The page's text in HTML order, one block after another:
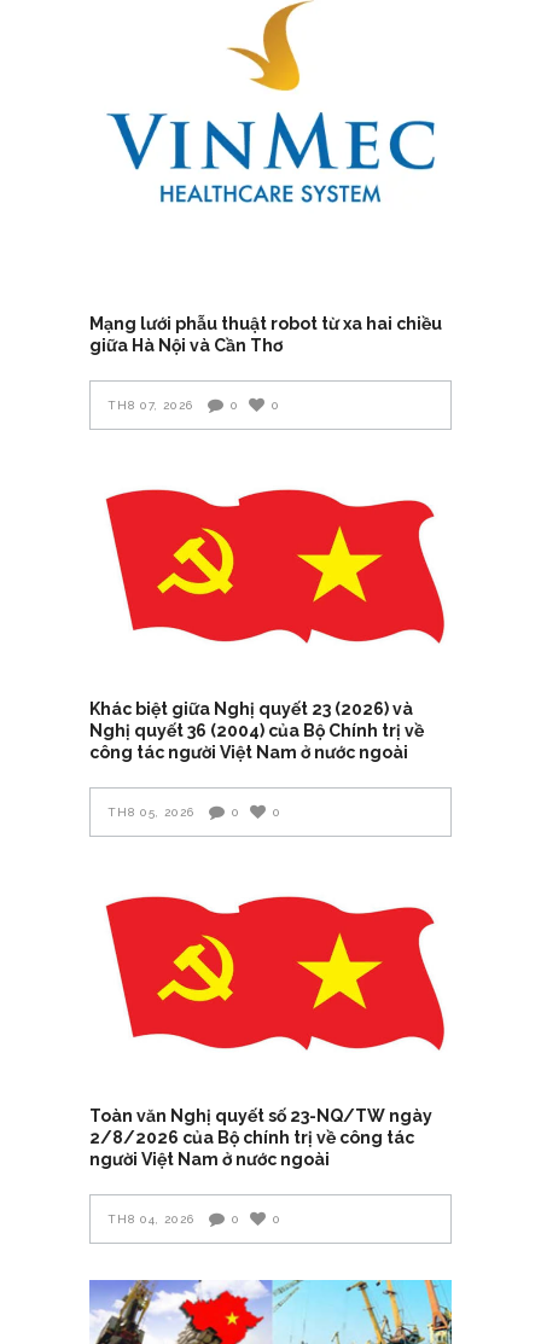
Mạng lưới phẫu thuật robot từ xa hai chiều
giữa Hà Nội và Cần Thơ
TH8 07, 2026 0 0
Khác biệt giữa Nghị quyết 23 (2026) và
Nghị quyết 36 (2004) của Bộ Chính trị về
công tác người Việt Nam ở nước ngoài
TH8 05, 2026 0 0
Toàn văn Nghị quyết số 23-NQ/TW ngày
2/8/2026 của Bộ chính trị về công tác
người Việt Nam ở nước ngoài
TH8 04, 2026 0 0